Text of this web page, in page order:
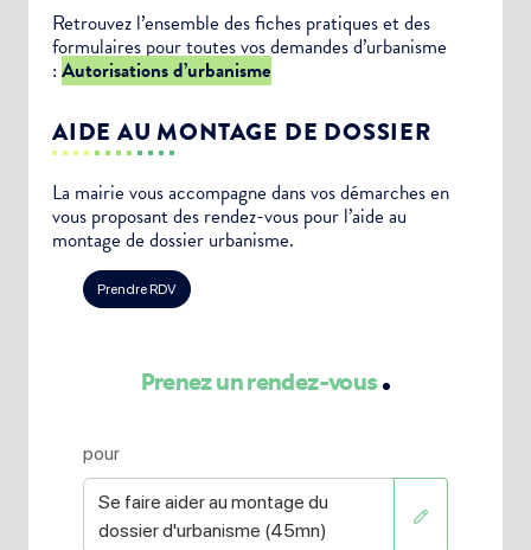
Retrouvez l’ensemble des fiches pratiques et des
formulaires pour toutes vos demandes d’urbanisme
: Autorisations d’urbanisme
AIDE AU MONTAGE DE DOSSIER
La mairie vous accompagne dans vos démarches en
vous proposant des rendez-vous pour l’aide au
montage de dossier urbanisme.